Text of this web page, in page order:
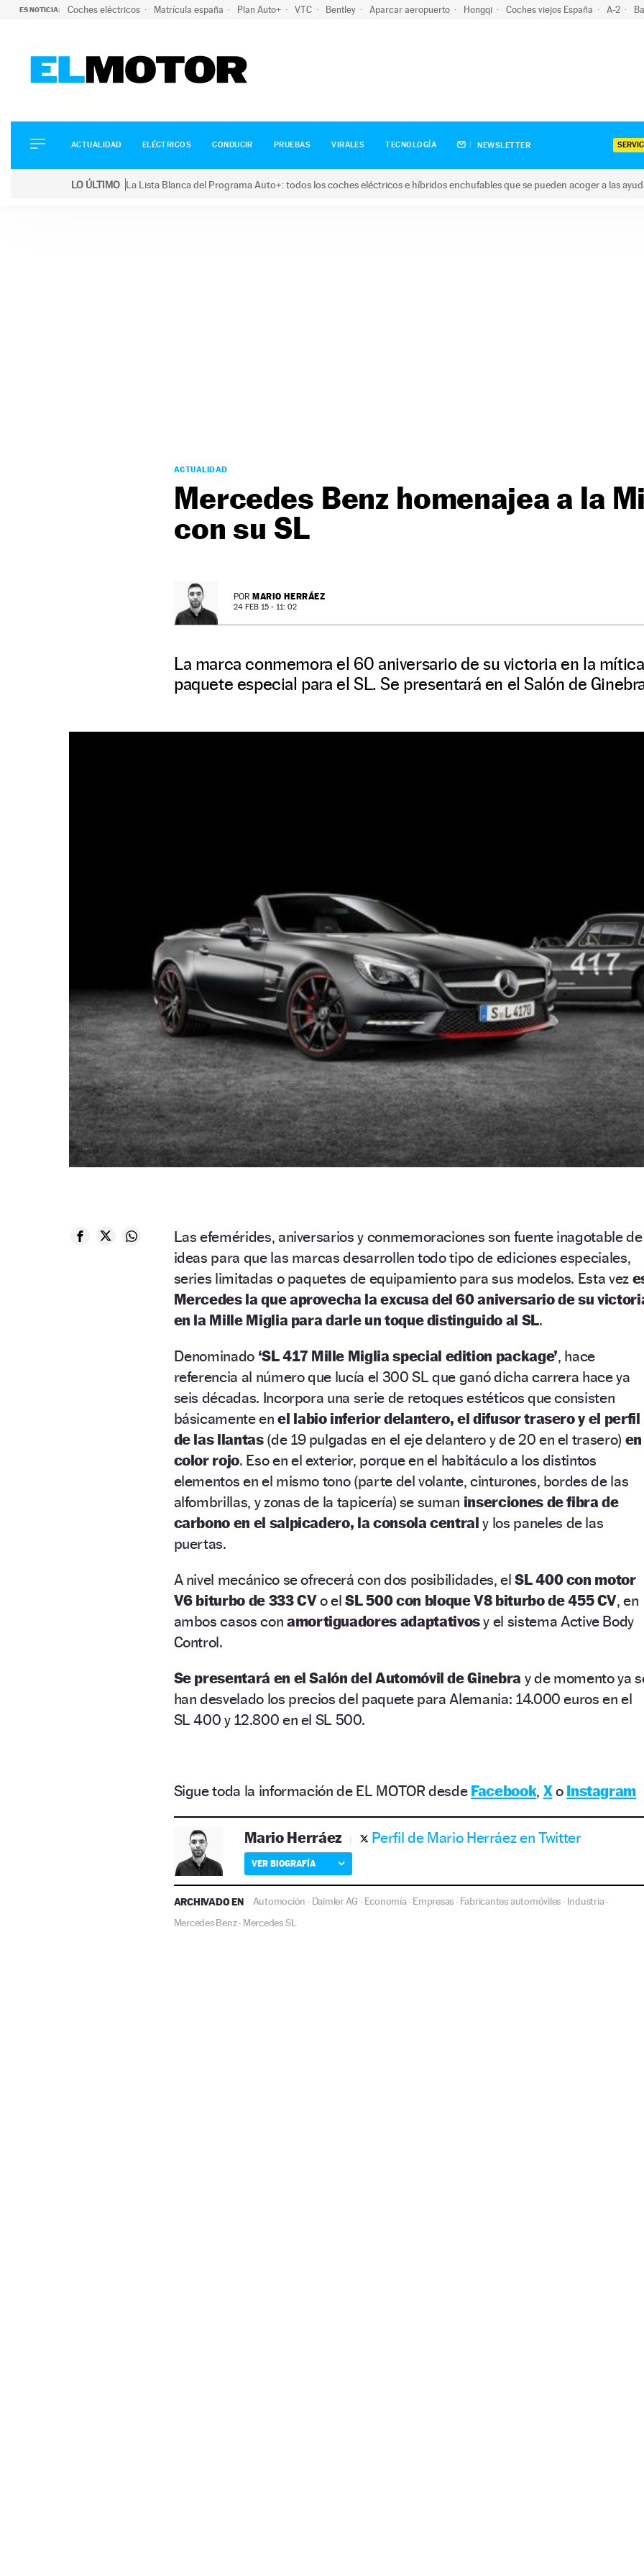
ES NOTICIA: Coches eléctricos Matrícula españa Plan Auto+ VTC Bentley Aparcar aeropuerto Hongqi Coches viejos España A-2
ELÉCTRICOS
CONDUCIR
ACTUALIDAD ELÉCTRICOS CONDUCIR PRUEBAS VIRALES TECNOLOGÍA NEWSLETTER
LO ÚLTIMO La Lista Blanca del Programa Auto+: todos los coches eléctricos e híbridos enchufables que se pueden acoger a las
ACTUALIDAD
Mercedes Benz homenajea a la
con su SL
POR MARIO HERRÁEZ
24 FEB 15 - 11: 02
La marca conmemora el 60 aniversario de su victoria en la
paquete especial para el SL. Se presentará en el Salón de
Las efemérides, aniversarios y conmemoraciones son fuente inagotable de
ideas para que las marcas desarrollen todo tipo de ediciones especiales,
series limitadas o paquetes de equipamiento para sus modelos. Esta vez
Mercedes la que aprovecha la excusa del 60 aniversario de su
en la Mille Miglia para darle un toque distinguido al SL.
Denominado ‘SL 417 Mille Miglia special edition package’, hace
referencia al número que lucía el 300 SL que ganó dicha carrera hace ya
seis décadas. Incorpora una serie de retoques estéticos que consisten
básicamente enel labio inferior delantero, el difusor trasero y el perfil
de las llantas(de 19 pulgadas en el eje delantero y de 20 en el trasero) en
color rojo. Eso en el exterior, porque en el habitáculo a los distintos
elementos en el mismo tono (parte del volante, cinturones, bordes de las
alfombrillas, y zonas de la tapicería) se suman inserciones de fibra de
carbono en el salpicadero, la consola central y los paneles de las
puertas.
A nivel mecánico se ofrecerá con dos posibilidades, elSL 400 con motor
V6 biturbo de 333 CVo elSL 500 con bloque V8 biturbo de 455 CV, en
ambos casos con amortiguadores adaptativosy el sistema Active Body
Control.
Se presentará en el Salón del Automóvil de Ginebra y de momento ya
han desvelado los precios del paquete para Alemania: 14.000 euros en el
SL 400 y 12.800 en el SL 500.
Sigue toda la información de EL MOTOR desde Facebook, Xo Instagram
Mario Herráez Perfil de Mario Herráez en Twitter
VER BIOGRAFÍA
ARCHIVADO EN Automoción · Daimler AG · Economía· Empresas · Fabricantes automóviles · Industria·
Mercedes Benz· Mercedes SL